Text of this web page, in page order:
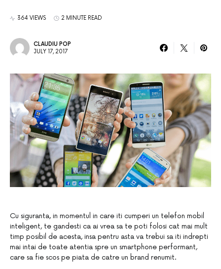
364 VIEWS 2 MINUTE READ
CLAUDIU POP
JULY 17, 2017
Cu siguranta, in momentul in care iti cumperi un telefon mobil
inteligent, te gandesti ca ai vrea sa te poti folosi cat mai mult
timp posibil de acesta, insa pentru asta va trebui sa iti indrepti
mai intai de toate atentia spre un smartphone performant,
care sa fie scos pe piata de catre un brand renumit.